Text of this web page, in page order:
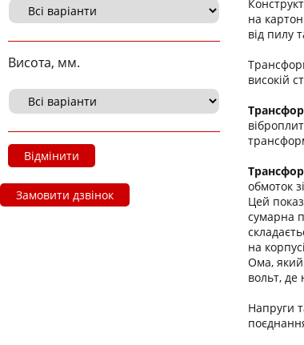
Висота, мм.
Відмінити
Замовити дзвінок
на
від пилу
високій
обмоток
Цей
сумарна
на
Ома, який
вольт, де
Напруги